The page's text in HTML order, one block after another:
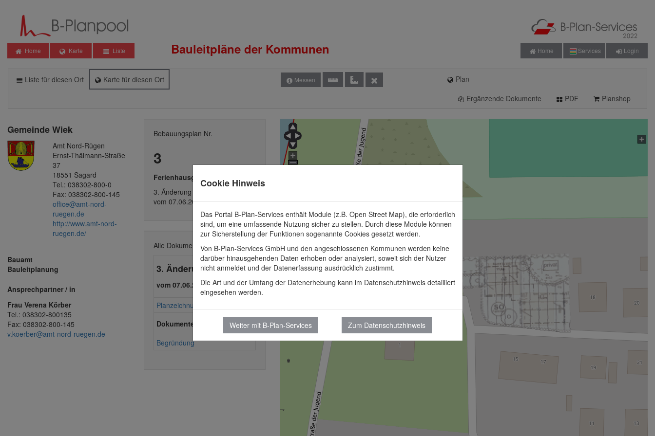
Home Karte Liste Bauleitpläne der Kommunen Home Services Login
Liste für diesen Ort Karte für diesen Ort
Plan
Ergänzende Dokumente
PDF Planshop
Messen
GemeindeWiek
Amt Nord-Rügen
Ernst-Thälmann-Straße
37
18551 Sagard
Tel.: 038302-800-0
Fax: 038302-800-145
office@amt-nord-
ruegen.de
http://www.amt-nord-
ruegen.de/
Bauamt
Bauleitplanung
Ansprechpartner / in
Frau Verena Körber
Tel.: 038302-800135
Fax: 038302-800-145
v.koerber@amt-nord-ruegen.de
Bebauungsplan Nr.
3
Ferienhausgebiet am Bodden
3. Änderung
vom 07.06.2006
Alle Dokumente zu
3. Änderung
vom 07.06.2006
Planzeichnung
Dokumente
Begründung
Cookie Hinweis
Das Portal B-Plan-Services enthält Module (z.B. Open Street Map), die erforderlich
sind, um eine umfassende Nutzung sicher zu stellen. Durch diese Module können
zur Sicherstellung der Funktionen sogenannte Cookies gesetzt werden.
Von B-Plan-Services GmbH und den angeschlossenen Kommunen werden keine
darüber hinausgehenden Daten erhoben oder analysiert, soweit sich der Nutzer
nicht anmeldet und der Datenerfassung ausdrücklich zustimmt.
Die Art und der Umfang der Datenerhebung kann im Datenschutzhinweis detailliert
eingesehen werden.
Weiter mit B-Plan-Services Zum Datenschutzhinweis